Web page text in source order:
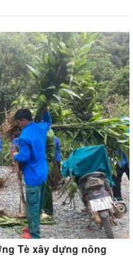
Tè xây dựng nông